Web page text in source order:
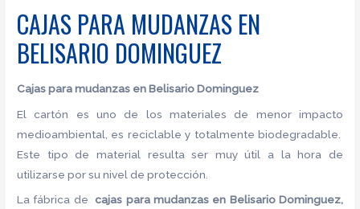
CAJAS PARA MUDANZAS EN
BELISARIO DOMINGUEZ
Cajas para mudanzas en Belisario Dominguez
El cartón es uno de los materiales de menor impacto
medioambiental, es reciclable y totalmente biodegradable.
Este tipo de material resulta ser muy útil a la hora de
utilizarse por su nivel de protección.
La fábrica decajas para mudanzas en Belisario Dominguez,